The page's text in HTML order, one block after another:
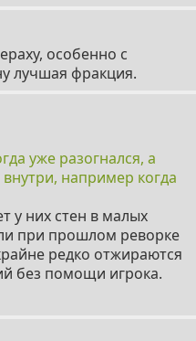
особенно с
лучшая фракция.
уже разогнался, а
например когда
у них стен в малых
при прошлом реворке
редко отжираются
без помощи игрока.